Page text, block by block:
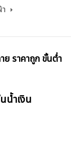
ย ราคาถูก ขั้นต่ำ
น้ำเงิน